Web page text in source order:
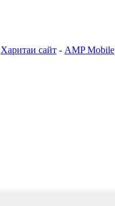
Харитаи сайт - AMP Mobile